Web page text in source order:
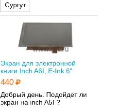
Сургут
Экран для электронной
книги Inch A6I, E-Ink 6"
440
Добрый день. Подойдет ли
экран на inch A5I ?